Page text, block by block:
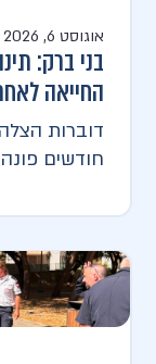
אוגוסט 6, 2026
החייאה
חודשים